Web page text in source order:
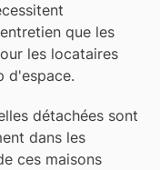
que les
les locataires
d'espace.
détachées sont
dans les
ces maisons